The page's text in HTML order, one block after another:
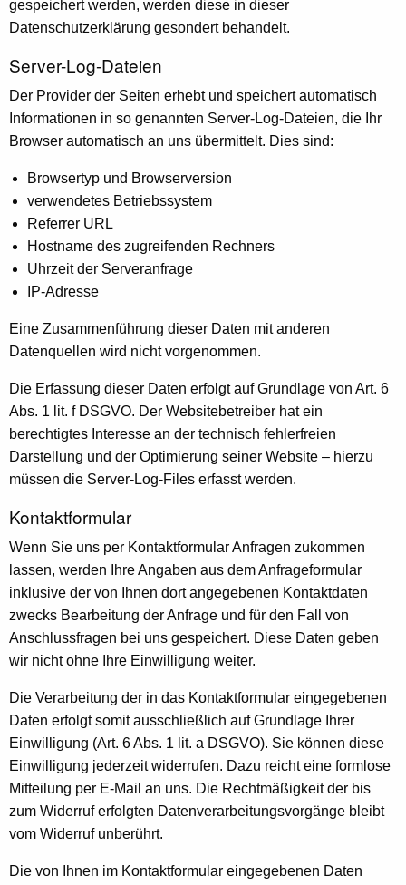
gespeichert werden, werden diese in dieser
Datenschutzerklärung gesondert behandelt.
Server-Log-Dateien
Der Provider der Seiten erhebt und speichert automatisch
Informationen in so genannten Server-Log-Dateien, die Ihr
Browser automatisch an uns übermittelt. Dies sind:
Browsertyp und Browserversion
verwendetes Betriebssystem
Referrer URL
Hostname des zugreifenden Rechners
Uhrzeit der Serveranfrage
IP-Adresse
Eine Zusammenführung dieser Daten mit anderen
Datenquellen wird nicht vorgenommen.
Die Erfassung dieser Daten erfolgt auf Grundlage von Art. 6
Abs. 1 lit. f DSGVO. Der Websitebetreiber hat ein
berechtigtes Interesse an der technisch fehlerfreien
Darstellung und der Optimierung seiner Website – hierzu
müssen die Server-Log-Files erfasst werden.
Kontaktformular
Wenn Sie uns per Kontaktformular Anfragen zukommen
lassen, werden Ihre Angaben aus dem Anfrageformular
inklusive der von Ihnen dort angegebenen Kontaktdaten
zwecks Bearbeitung der Anfrage und für den Fall von
Anschlussfragen bei uns gespeichert. Diese Daten geben
wir nicht ohne Ihre Einwilligung weiter.
Die Verarbeitung der in das Kontaktformular eingegebenen
Daten erfolgt somit ausschließlich auf Grundlage Ihrer
Einwilligung (Art. 6 Abs. 1 lit. a DSGVO). Sie können diese
Einwilligung jederzeit widerrufen. Dazu reicht eine formlose
Mitteilung per E-Mail an uns. Die Rechtmäßigkeit der bis
zum Widerruf erfolgten Datenverarbeitungsvorgänge bleibt
vom Widerruf unberührt.
Die von Ihnen im Kontaktformular eingegebenen Daten